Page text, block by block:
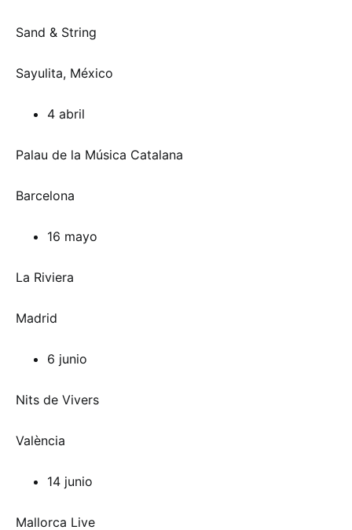
Sand & String
Sayulita, México
4 abril
Palau de la Música Catalana
Barcelona
16 mayo
La Riviera
Madrid
6 junio
Nits de Vivers
València
14 junio
Mallorca Live